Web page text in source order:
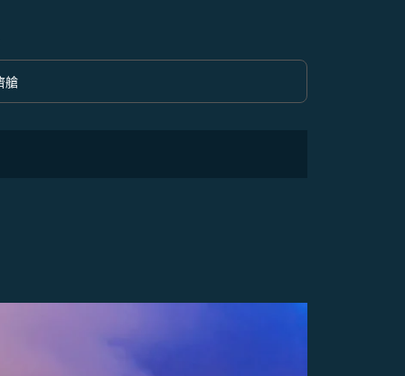
option 經濟艙 Selected
艙